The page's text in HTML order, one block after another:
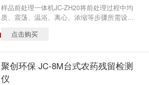
样品前处理一体机JC-ZH20将前处理过程中均
质、震荡、温浴、离心、浓缩等步骤所需设备
本前处理过程。
点击购买
聚创环保 JC-8M台式农药残留检测
仪